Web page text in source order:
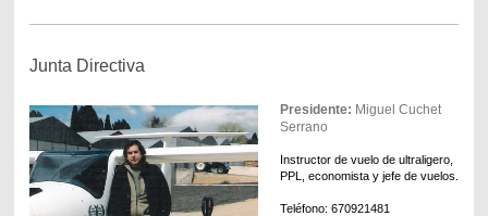
Junta Directiva
Presidente: Miguel Cuchet
Serrano
Instructor de vuelo de ultraligero,
PPL, economista y jefe de vuelos.
Teléfono: 670921481